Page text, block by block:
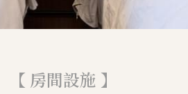
【 房間設施 】